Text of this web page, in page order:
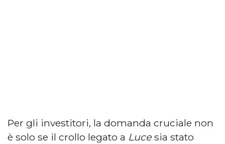
Per gli investitori, la domanda cruciale non
è solo se il crollo legato a Lucesia stato